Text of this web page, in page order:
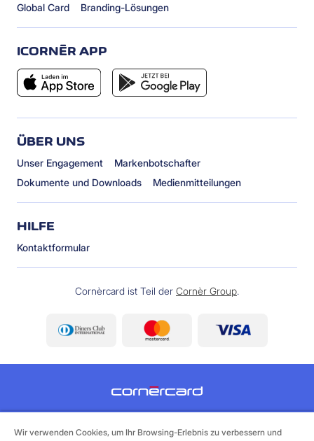
Global Card Branding-Lösungen
ICORNÈR APP
ÜBER UNS
Unser Engagement
Markenbotschafter
Dokumente und Downloads
Medienmitteilungen
HILFE
Kontaktformular
Cornèrcard ist Teil der Cornèr Group.
Via Canova 16, 6901 Lugano
Wir verwenden Cookies, um Ihr Browsing-Erlebnis zu verbessern und